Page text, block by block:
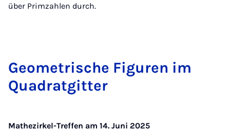
über Primzahlen durch.
Geo­me­tri­sche Fi­gu­ren im
Qua­drat­git­ter
Mathezirkel-Treffen am 14. Juni 2025